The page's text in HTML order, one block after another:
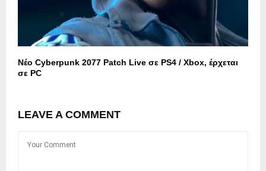
Νέο Cyberpunk 2077 Patch Live σε PS4 / Xbox, έρχεται
σε PC
LEAVE A COMMENT